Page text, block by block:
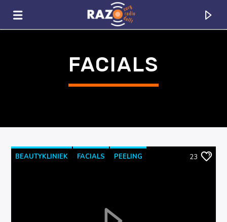
FACIALS
BEAUTYKLINIEK FACIALS
PEELING
23